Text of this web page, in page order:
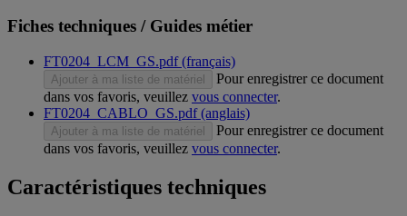
Fiches techniques / Guides métier
FT0204_LCM_GS.pdf (français)
Ajouter à ma liste de matériel
Pour enregistrer ce document
dans vos favoris, veuillez vous connecter.
FT0204_CABLO_GS.pdf (anglais)
Ajouter à ma liste de matériel
Pour enregistrer ce document
dans vos favoris, veuillez vous connecter.
Caractéristiques techniques